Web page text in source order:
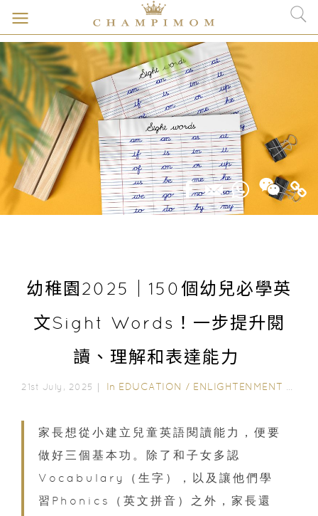
幼稚園2025｜150個幼兒必學英
文Sight Words！一步提升閱
讀、理解和表達能力
21st July, 2025｜ In EDUCATION / ENLIGHTENMENT CORNER
家長想從小建立兒童英語閱讀能力，便要
做好三個基本功。除了和子女多認
Vocabulary（生字），以及讓他們學
習Phonics（英文拼音）之外，家長還